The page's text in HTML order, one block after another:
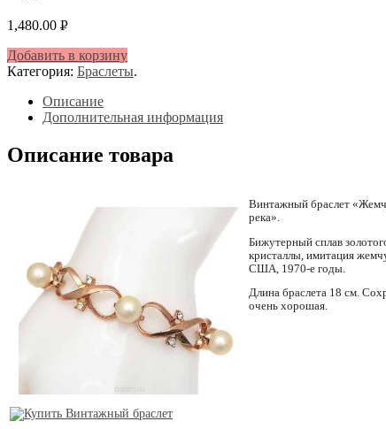
1,480.00 Р
Добавить в корзину
Категория: Браслеты.
Описание
Дополнительная информация
Описание товара
Винтажный браслет
река».
Бижутерный сплав
кристаллы, имитация
США, 1970-е годы.
Длина браслета 18 см.
очень хорошая.